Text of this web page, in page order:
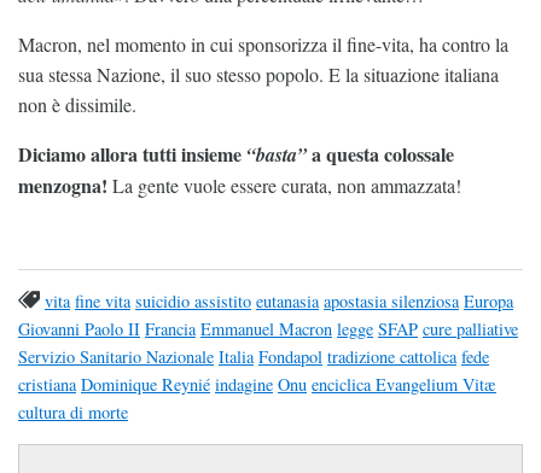
Macron, nel momento in cui sponsorizza il fine-vita, ha contro la
sua stessa Nazione, il suo stesso popolo. E la situazione italiana
non è dissimile.
Diciamo allora tutti insieme “basta”a questa colossale
menzogna! La gente vuole essere curata, non ammazzata!
vita fine vita suicidio assistito eutanasia apostasia silenziosa Europa
Giovanni Paolo II Francia Emmanuel Macron legge SFAP cure palliative
Servizio Sanitario Nazionale Italia Fondapol tradizione cattolica fede
cristiana Dominique Reynié indagine Onu enciclica Evangelium Vitæ
cultura di morte